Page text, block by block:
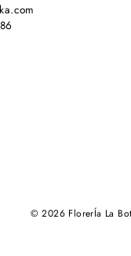
© 2026 FlorerÍa La